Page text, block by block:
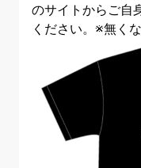
のサイトからご自
ください。※無く